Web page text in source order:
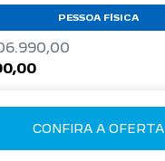
PESSOA FÍSICA
CONFIRA A OFERTA